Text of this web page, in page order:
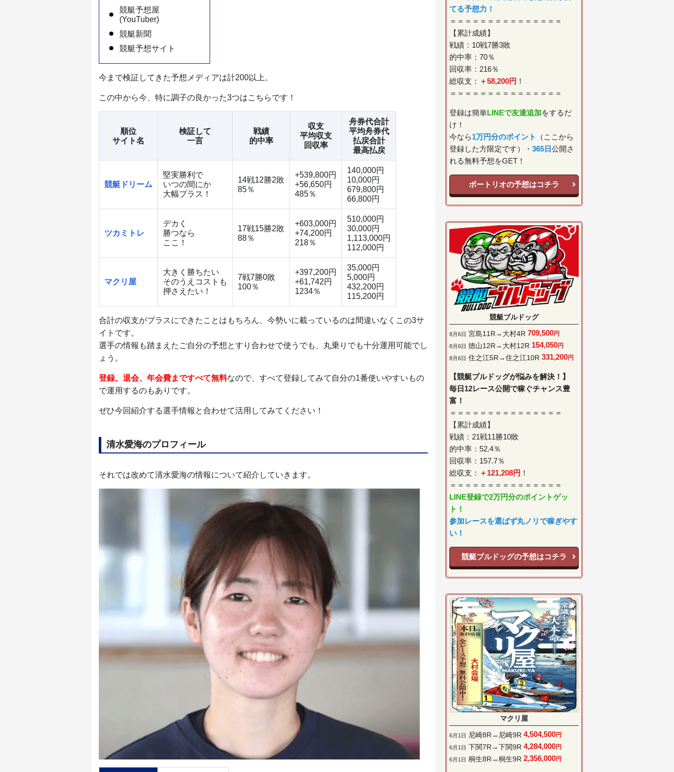
競艇予想屋
(YouTuber)
競艇新聞
競艇予想サイト
今まで検証してきた予想メディアは計200以上。
この中から今、特に調子の良かった3つはこちらです！
順位
サイト名
検証して
一言
戦績
的中率
収支
平均収支
回収率
舟券代合計
平均舟券代
払戻合計
最高払戻
競艇ドリーム
堅実勝利で
いつの間にか
大幅プラス！
14戦12勝2敗
85％
+539,800円
+56,650円
485％
140,000円
10,000円
679,800円
66,800円
ツカミトレ
デカく
勝つなら
ここ！
17戦15勝2敗
88％
+603,000円
+74,200円
218％
510,000円
30,000円
1,113,000円
112,000円
マクリ屋
大きく勝ちたい
そのうえコストも
押さえたい！
7戦7勝0敗
100％
+397,200円
+61,742円
1234％
35,000円
5,000円
432,200円
115,200円
合計の収支がプラスにできたことはもちろん、今勢いに載っているのは間違いなくこの3サ
イトです。
選手の情報も踏まえたご自分の予想とすり合わせで使うでも、丸乗りでも十分運用可能でし
ょう。
登録、退会、年会費まですべて無料なので、すべて登録してみて自分の1番使いやすいもの
で運用するのもありです。
ぜひ今回紹介する選手情報と合わせて活用してみてください！
清水愛海のプロフィール
それでは改めて清水愛海の情報について紹介していきます。
てる予想力！
＝＝＝＝＝＝＝＝＝＝＝＝＝＝＝
【累計成績】
戦績：10戦7勝3敗
的中率：70％
回収率：216％
総収支： ＋58,200円 ！
＝＝＝＝＝＝＝＝＝＝＝＝＝＝＝
登録は簡単LINEで友達追加をするだ
け！
今なら1万円分のポイント
（ここから
登録した方限定です）・ 365日公開さ
れる無料予想をGET！
ボートリオの予想はコチラ
競艇ブルドッグ
8月6日 宮島11R→大村4R 709,500円
8月6日 徳山12R→大村12R 154,050円
8月6日 住之江5R→住之江10R 331,200円
【競艇ブルドッグが悩みを解決！】
毎日12レース公開で稼ぐチャンス豊
富！
＝＝＝＝＝＝＝＝＝＝＝＝＝＝＝
【累計成績】
戦績：21戦11勝10敗
的中率：52.4％
回収率：157.7％
総収支： ＋121,208円 ！
＝＝＝＝＝＝＝＝＝＝＝＝＝＝＝
LINE登録で2万円分のポイントゲッ
ト！
参加レースを選ばず丸ノリで稼ぎやす
い！
競艇ブルドッグの予想はコチラ
マクリ屋
6月1日 尼崎8R→尼崎9R 4,504,500円
6月1日 下関7R→下関9R 4,284,000円
6月1日 桐生8R→桐生9R 2,356,000円